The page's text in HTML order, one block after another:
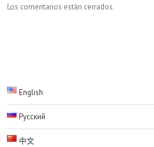
Los comentarios están cerrados.
English
Русский
中文